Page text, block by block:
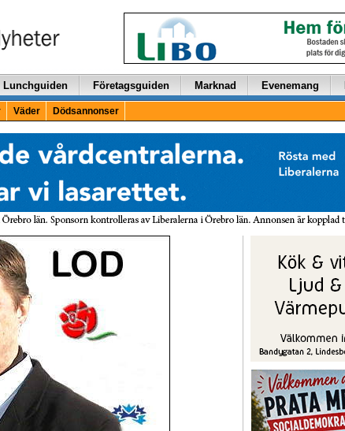
Lunchguiden Företagsguiden Marknad Evenemang
Väder Dödsannonser